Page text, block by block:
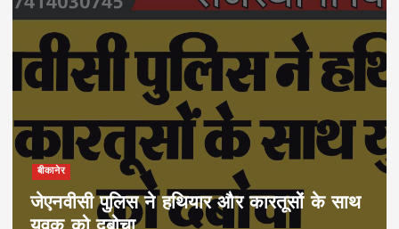
बीकानेर
जेएनवीसी पुलिस ने हथियार और कारतूसों के साथ